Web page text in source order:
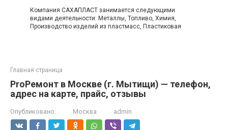
Компания САХАПЛАСТ занимается следующими
видами деятельности: Металлы, Топливо, Химия,
Производство изделий из пластмасс, Пластиковая
Главная страница
ProРемонт в Москве (г. Мытищи) — телефон,
адрес на карте, прайс, отзывы
Опубликовано: Москва admin